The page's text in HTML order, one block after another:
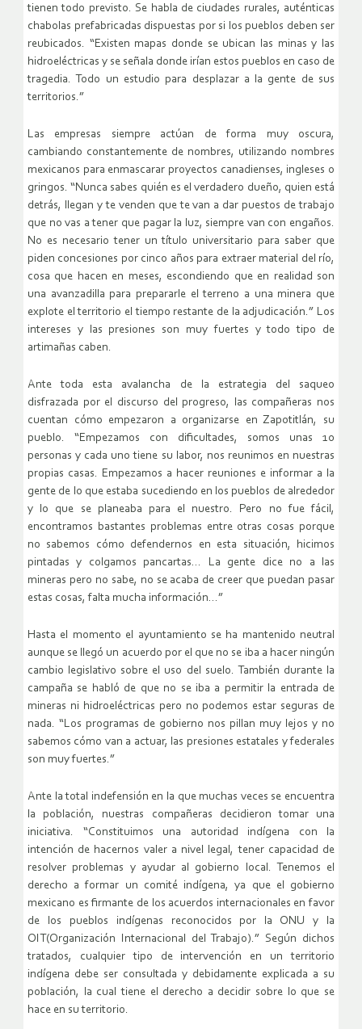
tienen todo previsto. Se habla de ciudades rurales, auténticas
chabolas prefabricadas dispuestas por si los pueblos deben ser
reubicados. “Existen mapas donde se ubican las minas y las
hidroeléctricas y se señala donde irían estos pueblos en caso de
tragedia. Todo un estudio para desplazar a la gente de sus
territorios.”
Las empresas siempre actúan de forma muy oscura,
cambiando constantemente de nombres, utilizando nombres
mexicanos para enmascarar proyectos canadienses, ingleses o
gringos. “Nunca sabes quién es el verdadero dueño, quien está
detrás, llegan y te venden que te van a dar puestos de trabajo
que no vas a tener que pagar la luz, siempre van con engaños.
No es necesario tener un título universitario para saber que
piden concesiones por cinco años para extraer material del río,
cosa que hacen en meses, escondiendo que en realidad son
una avanzadilla para prepararle el terreno a una minera que
explote el territorio el tiempo restante de la adjudicación.” Los
intereses y las presiones son muy fuertes y todo tipo de
artimañas caben.
Ante toda esta avalancha de la estrategia del saqueo
disfrazada por el discurso del progreso, las compañeras nos
cuentan cómo empezaron a organizarse en Zapotitlán, su
pueblo. “Empezamos con dificultades, somos unas 10
personas y cada uno tiene su labor, nos reunimos en nuestras
propias casas. Empezamos a hacer reuniones e informar a la
gente de lo que estaba sucediendo en los pueblos de alrededor
y lo que se planeaba para el nuestro. Pero no fue fácil,
encontramos bastantes problemas entre otras cosas porque
no sabemos cómo defendernos en esta situación, hicimos
pintadas y colgamos pancartas… La gente dice no a las
mineras pero no sabe, no se acaba de creer que puedan pasar
estas cosas, falta mucha información…”
Hasta el momento el ayuntamiento se ha mantenido neutral
aunque se llegó un acuerdo por el que no se iba a hacer ningún
cambio legislativo sobre el uso del suelo. También durante la
campaña se habló de que no se iba a permitir la entrada de
mineras ni hidroeléctricas pero no podemos estar seguras de
nada. “Los programas de gobierno nos pillan muy lejos y no
sabemos cómo van a actuar, las presiones estatales y federales
son muy fuertes.”
Ante la total indefensión en la que muchas veces se encuentra
la población, nuestras compañeras decidieron tomar una
iniciativa. “Constituimos una autoridad indígena con la
intención de hacernos valer a nivel legal, tener capacidad de
resolver problemas y ayudar al gobierno local. Tenemos el
derecho a formar un comité indígena, ya que el gobierno
mexicano es firmante de los acuerdos internacionales en favor
de los pueblos indígenas reconocidos por la ONU y la
OIT(Organización Internacional del Trabajo).” Según dichos
tratados, cualquier tipo de intervención en un territorio
indígena debe ser consultada y debidamente explicada a su
población, la cual tiene el derecho a decidir sobre lo que se
hace en su territorio.